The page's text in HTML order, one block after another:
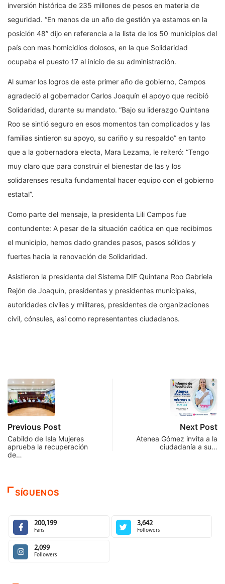
inversión histórica de 235 millones de pesos en materia de
seguridad. “En menos de un año de gestión ya estamos en la
posición 48” dijo en referencia a la lista de los 50 municipios del
país con mas homicidios dolosos, en la que Solidaridad
ocupaba el puesto 17 al inicio de su administración.
Al sumar los logros de este primer año de gobierno, Campos
agradeció al gobernador Carlos Joaquín el apoyo que recibió
Solidaridad, durante su mandato. “Bajo su liderazgo Quintana
Roo se sintió seguro en esos momentos tan complicados y las
familias sintieron su apoyo, su cariño y su respaldo” en tanto
que a la gobernadora electa, Mara Lezama, le reiteró: “Tengo
muy claro que para construir el bienestar de las y los
solidarenses resulta fundamental hacer equipo con el gobierno
estatal”.
Como parte del mensaje, la presidenta Lili Campos fue
contundente: A pesar de la situación caótica en que recibimos
el municipio, hemos dado grandes pasos, pasos sólidos y
fuertes hacia la renovación de Solidaridad.
Asistieron la presidenta del Sistema DIF Quintana Roo Gabriela
Rejón de Joaquín, presidentas y presidentes municipales,
autoridades civiles y militares, presidentes de organizaciones
civil, cónsules, así como representantes ciudadanos.
Previous Post
Cabildo de Isla Mujeres
aprueba la recuperación
de…
Next Post
Atenea Gómez invita a la
ciudadanía a su…
SÍGUENOS
200,199
Fans
3,642
Followers
2,099
Followers